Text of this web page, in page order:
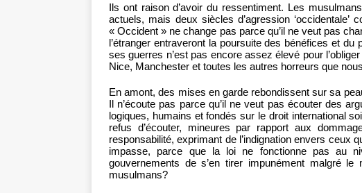
Ils ont raison d’avoir du ressentiment. Les
actuels, mais deux siècles d’agression
« Occident » ne change pas parce qu’il ne veut pas
l’étranger entraveront la poursuite des bénéfices et
ses guerres n’est pas encore assez élevé pour
Nice, Manchester et toutes les autres horreurs que
En amont, des mises en garde rebondissent sur sa
Il n’écoute pas parce qu’il ne veut pas écouter des
logiques, humains et fondés sur le droit international
refus d’écouter, mineures par rapport aux
responsabilité, exprimant de l’indignation envers ceux
impasse, parce que la loi ne fonctionne pas au
gouvernements de s’en tirer impunément malgré
musulmans?